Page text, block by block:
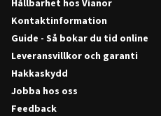
Hållbarhet hos Vianor
Kontaktinformation
Guide - Så bokar du tid online
Leveransvillkor och garanti
Hakkaskydd
Jobba hos oss
Feedback